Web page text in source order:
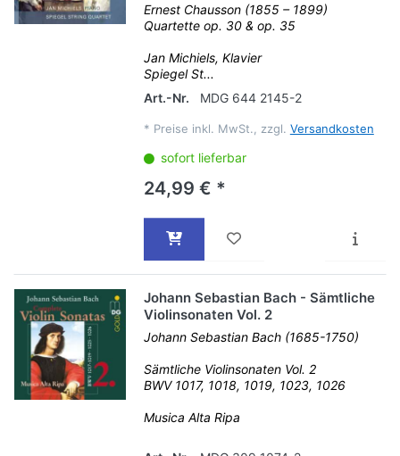
Ernest Chausson (1855 – 1899)
Quartette op. 30 & op. 35
Jan Michiels, Klavier
Spiegel St...
Art.-Nr.
MDG 644 2145-2
* Preise inkl. MwSt., zzgl. Versandkosten
sofort lieferbar
24,99 € *
Johann Sebastian Bach - Sämtliche
Violinsonaten Vol. 2
Johann Sebastian Bach (1685-1750)
Sämtliche Violinsonaten Vol. 2
BWV 1017, 1018, 1019, 1023, 1026
Musica Alta Ripa